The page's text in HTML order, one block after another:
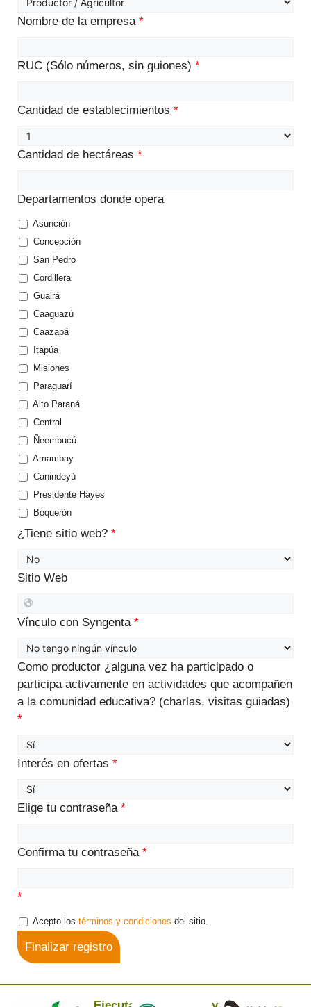
Nombre de la empresa *
RUC (Sólo números, sin guiones) *
Cantidad de establecimientos *
Cantidad de hectáreas *
Departamentos donde opera
Asunción
Concepción
San Pedro
Cordillera
Guairá
Caaguazú
Caazapá
Itapúa
Misiones
Paraguarí
Alto Paraná
Central
Ñeembucú
Amambay
Canindeyú
Presidente Hayes
Boquerón
¿Tiene sitio web? *
Sitio Web
Vínculo con Syngenta *
Como productor ¿alguna vez ha participado o
participa activamente en actividades que acompañen
a la comunidad educativa? (charlas, visitas guiadas)
*
Interés en ofertas *
Elige tu contraseña *
Confirma tu contraseña *
*
Acepto los términos y condiciones del sitio.
Finalizar registro